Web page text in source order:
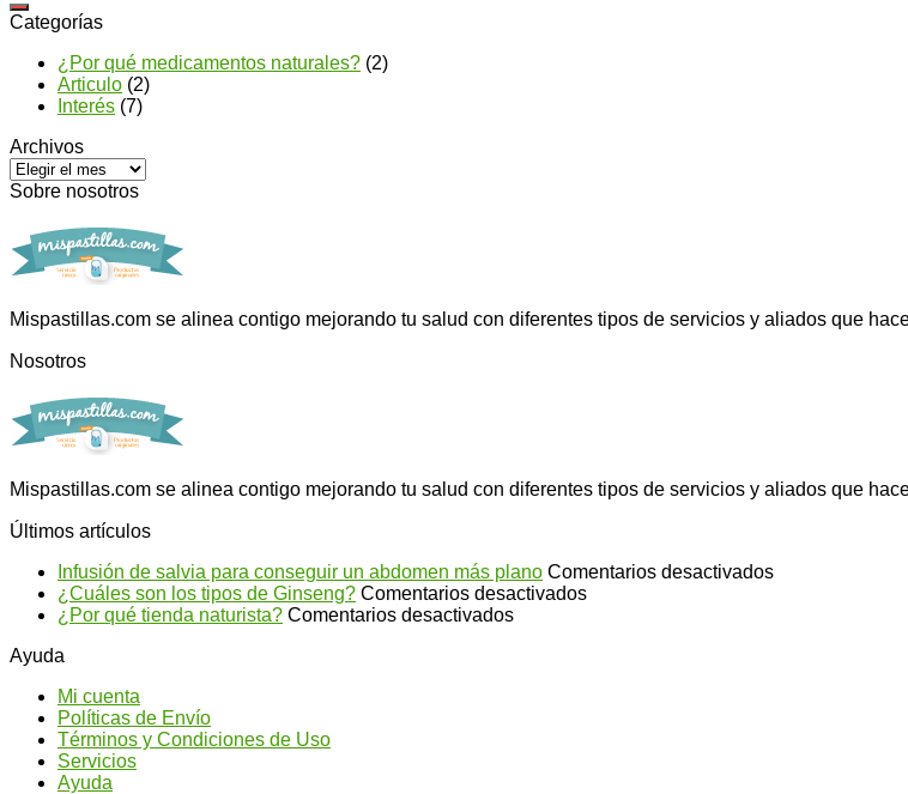
Categorías
¿Por qué medicamentos naturales? (2)
Articulo (2)
Interés (7)
Archivos
Archivos
Sobre nosotros
Mispastillas.com se alinea contigo mejorando tu salud con diferentes tipos de servicios y aliados que
Nosotros
Mispastillas.com se alinea contigo mejorando tu salud con diferentes tipos de servicios y aliados que
Últimos artículos
Infusión de salvia para conseguir un abdomen más plano Comentarios desactivadosen
¿Cuáles son los tipos de Ginseng? Comentarios desactivadosen
¿Por qué tienda naturista? Comentarios desactivadosen
Ayuda
Mi cuenta
Políticas de Envío
Términos y Condiciones de Uso
Servicios
Ayuda